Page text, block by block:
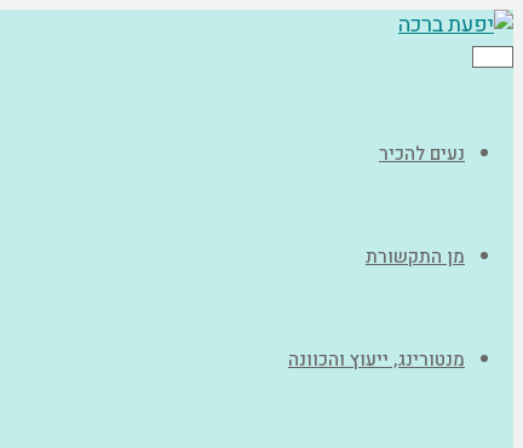
תפריט
נעים להכיר
מן התקשורת
מנטורינג, ייעוץ והכוונה